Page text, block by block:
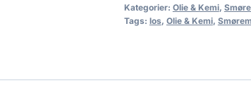
Kategorier: Olie & Kemi,
Tags: los, Olie & Kemi,